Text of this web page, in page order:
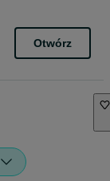
Otwórz